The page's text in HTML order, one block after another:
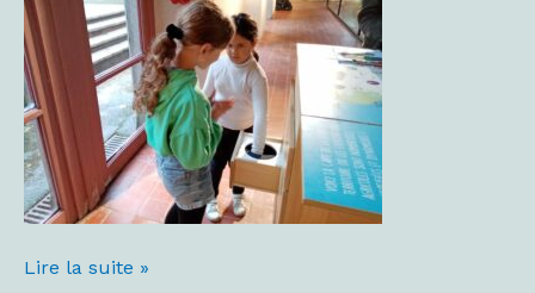
Lire la suite »